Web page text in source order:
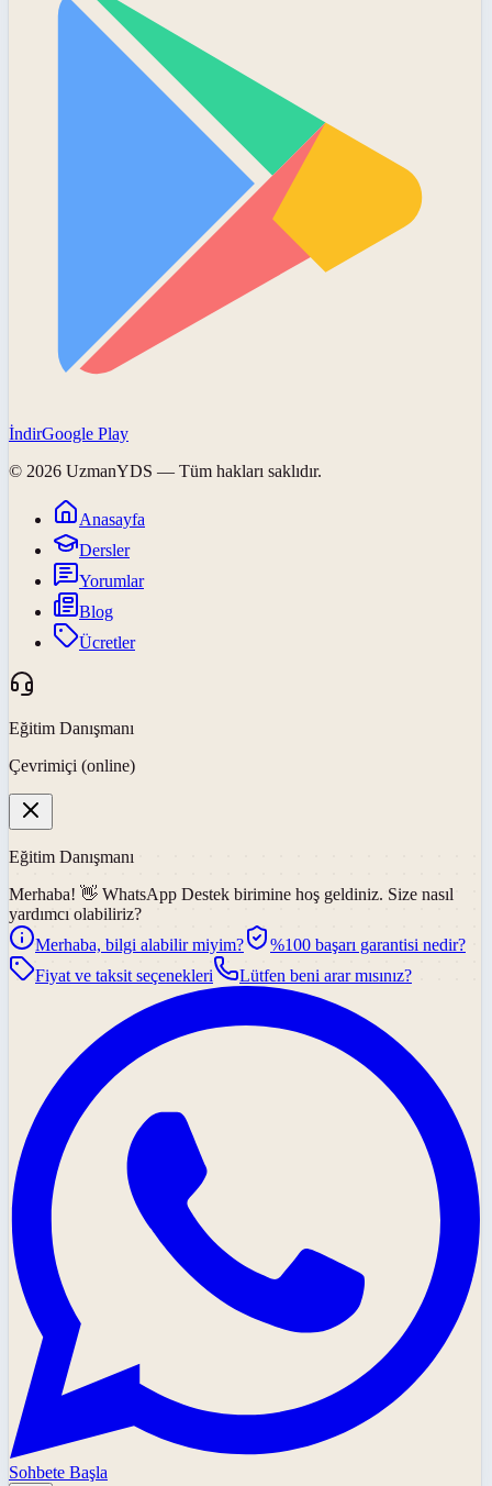
İndirGoogle Play
© 2026 UzmanYDS — Tüm hakları saklıdır.
Anasayfa
Dersler
Yorumlar
Blog
Ücretler
Eğitim Danışmanı
Çevrimiçi (online)
Eğitim Danışmanı
Merhaba! 👋 WhatsApp Destek birimine hoş geldiniz. Size nasıl
yardımcı olabiliriz?
Merhaba, bilgi alabilir miyim?
%100 başarı garantisi nedir?
Fiyat ve taksit seçenekleri
Lütfen beni arar mısınız?
Sohbete Başla